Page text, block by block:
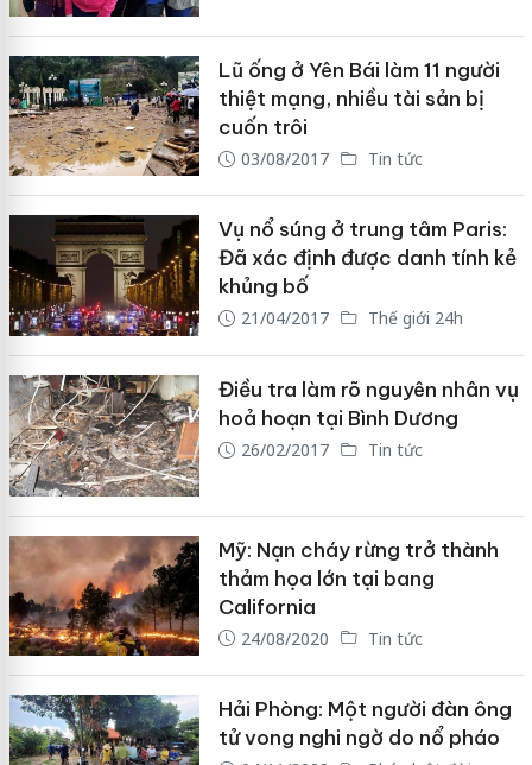
Lũ ống ở Yên Bái làm 11 người
thiệt mạng, nhiều tài sản bị
cuốn trôi
03/08/2017 Tin tức
Vụ nổ súng ở trung tâm Paris:
Đã xác định được danh tính kẻ
khủng bố
21/04/2017 Thế giới 24h
Điều tra làm rõ nguyên nhân vụ
hoả hoạn tại Bình Dương
26/02/2017 Tin tức
Mỹ: Nạn cháy rừng trở thành
thảm họa lớn tại bang
California
24/08/2020 Tin tức
Hải Phòng: Một người đàn ông
tử vong nghi ngờ do nổ pháo